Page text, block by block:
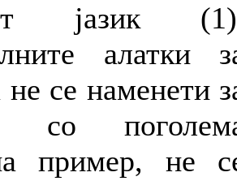
јазик
алатки
се наменети
со
пример, не